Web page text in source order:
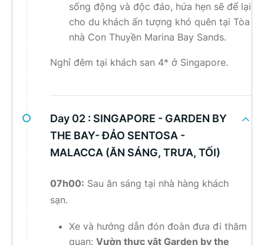
sống động và độc đáo, hứa hẹn sẽ để lại
cho du khách ấn tượng khó quên tại Tòa
nhà Con Thuyền Marina Bay Sands.
Nghỉ đêm tại khách san 4* ở Singapore.
Day 02 : SINGAPORE - GARDEN BY
THE BAY- ĐẢO SENTOSA -
MALACCA (ĂN SÁNG, TRƯA, TỐI)
07h00: Sau ăn sáng tại nhà hàng khách
sạn.
Xe và hướng dẫn đón đoàn đưa đi thăm
quan: Vườn thực vật Garden by the